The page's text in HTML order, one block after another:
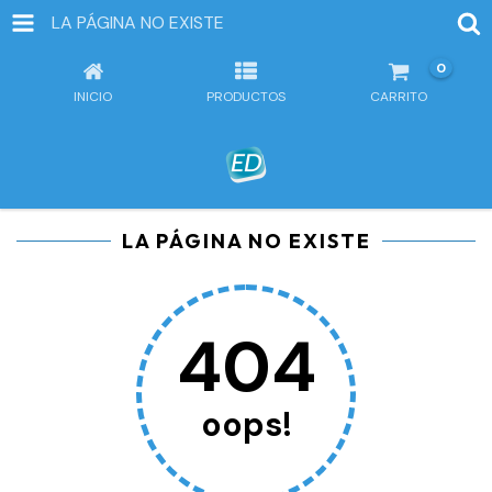
LA PÁGINA NO EXISTE
INICIO PRODUCTOS CARRITO
0
LA PÁGINA NO EXISTE
404
oops!